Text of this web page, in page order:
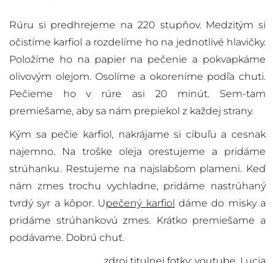
Rúru si predhrejeme na 220 stupňov. Medzitým si
očistíme karfiol a rozdelíme ho na jednotlivé hlavičky.
Položíme ho na papier na pečenie a pokvapkáme
olivovým olejom. Osolíme a okoreníme podľa chuti.
Pečieme ho v rúre asi 20 minút. Sem-tam
premiešame, aby sa nám prepiekol z každej strany.
Kým sa pečie karfiol, nakrájame si cibuľu a cesnak
najemno. Na troške oleja orestujeme a pridáme
strúhanku. Restujeme na najslabšom plameni. Keď
nám zmes trochu vychladne, pridáme nastrúhaný
tvrdý syr a kôpor. Upečený karfiol dáme do misky a
pridáme strúhankovú zmes. Krátko premiešame a
podávame. Dobrú chuť.